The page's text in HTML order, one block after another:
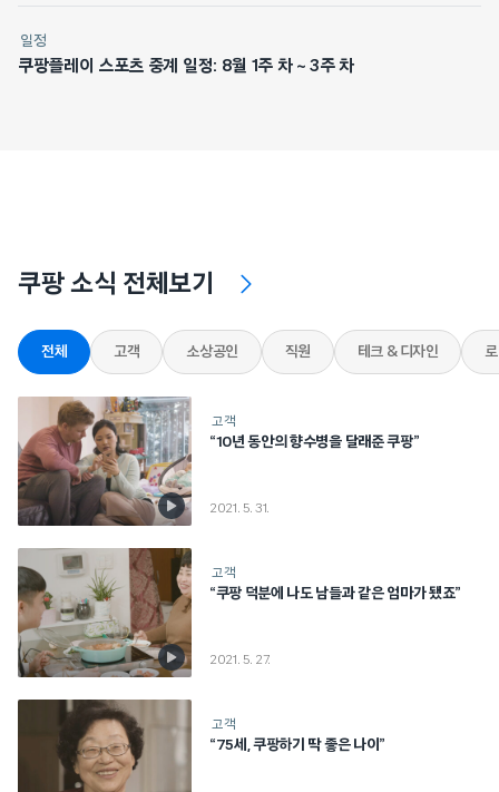
일정
쿠팡플레이 스포츠 중계 일정: 8월 1주 차 ~ 3주 차
쿠팡 소식 전체보기
전체 고객 소상공인 직원 테크 & 디자인
고객
“10년 동안의 향수병을 달래준 쿠팡”
2021. 5. 31.
고객
“쿠팡 덕분에 나도 남들과 같은 엄마가 됐죠”
2021. 5. 27.
고객
“75세, 쿠팡하기 딱 좋은 나이”